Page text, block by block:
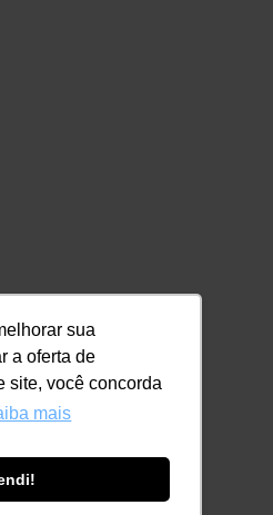
sua
a oferta de
site, você concorda
mais
da Instituição no